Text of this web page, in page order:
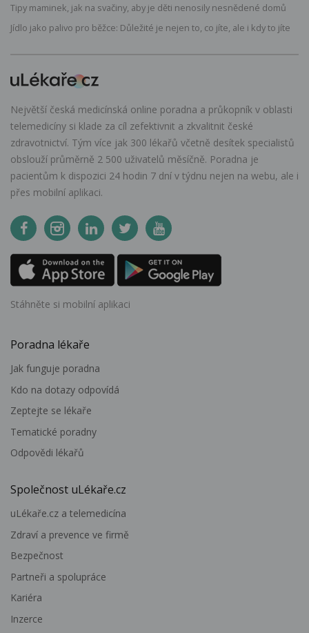
Tipy maminek, jak na svačiny, aby je děti nenosily nesnědené domů
Jídlo jako palivo pro běžce: Důležité je nejen to, co jíte, ale i kdy to jíte
Největší česká medicínská online poradna a průkopník v oblasti
telemedicíny si klade za cíl zefektivnit a zkvalitnit české
zdravotnictví. Tým více jak 300 lékařů včetně desítek specialistů
obslouží průměrně 2 500 uživatelů měsíčně. Poradna je
pacientům k dispozici 24 hodin 7 dní v týdnu nejen na webu, ale i
přes mobilní aplikaci.
Stáhněte si mobilní aplikaci
Poradna lékaře
Jak funguje poradna
Kdo na dotazy odpovídá
Zeptejte se lékaře
Tematické poradny
Odpovědi lékařů
Společnost uLékaře.cz
uLékaře.cz a telemedicína
Zdraví a prevence ve firmě
Bezpečnost
Partneři a spolupráce
Kariéra
Inzerce